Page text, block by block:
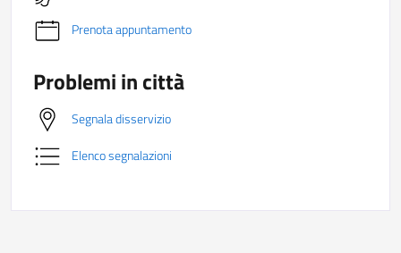
Prenota appuntamento
Problemi in città
Segnala disservizio
Elenco segnalazioni